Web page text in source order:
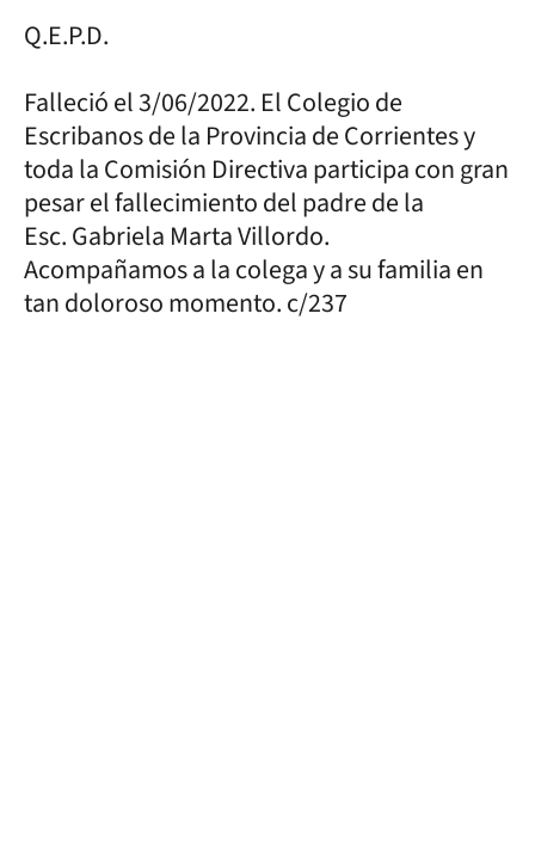
Q.E.P.D.
Falleció el 3/06/2022. El Colegio de
Escribanos de la Provincia de Corrientes y
toda la Comisión Directiva participa con gran
pesar el fallecimiento del padre de la
Esc. Gabriela Marta Villordo.
Acompañamos a la colega y a su familia en
tan doloroso momento. c/237